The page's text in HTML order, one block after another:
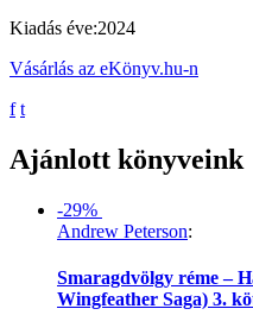
Kiadás éve:2024
Vásárlás az eKönyv.hu-n
f t
Ajánlott könyveink
-29%
Andrew Peterson:
Smaragdvölgy réme –
Wingfeather Saga) 3.